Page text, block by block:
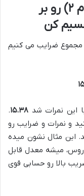
گام ۴: مجموع نمرات وزنی (گام ۲) رو بر
مجموع ضرایب می کنیم
این نمرات شد ۱۵.۳۸.
و نمرات و ضرایب رو
این مثال نشون میده
میشه معدل قابل
بالا رو حسابی قوی